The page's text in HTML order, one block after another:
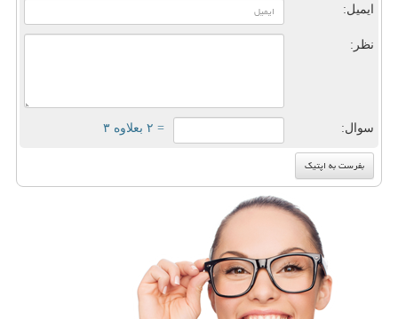
ایمیل:
نظر:
سوال: = ۲ بعلاوه ۳